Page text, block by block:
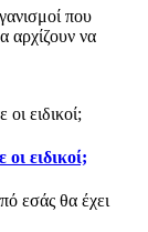
που
αρχίζουν να
ειδικοί;
εσάς θα έχει